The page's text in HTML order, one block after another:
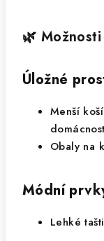
🌿
Úložné
Menší
Obaly na
Módní
Lehké